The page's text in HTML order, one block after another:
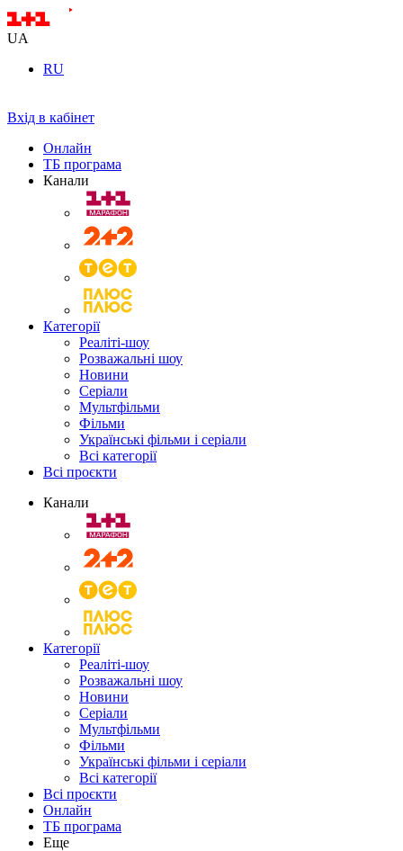
UA
RU
Вхід в кабінет
Онлайн
ТБ програма
Канали
Категорії
Реаліті-шоу
Розважальні шоу
Новини
Серіали
Мультфільми
Фільми
Українські фільми і серіали
Всі категорії
Всі проєкти
Канали
Категорії
Реаліті-шоу
Розважальні шоу
Новини
Серіали
Мультфільми
Фільми
Українські фільми і серіали
Всі категорії
Всі проєкти
Онлайн
ТБ програма
Еще